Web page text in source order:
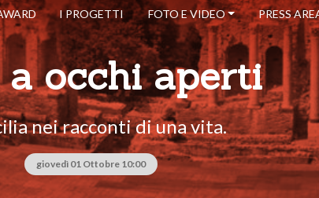
I PROGETTI FOTO E VIDEO PRESS
a occhi aperti
nei racconti di una vita.
giovedì 01 Ottobre 10:00